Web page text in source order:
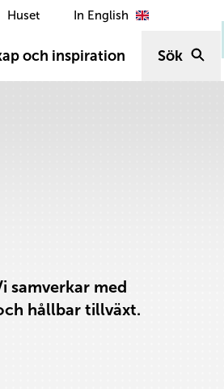
Huset In English
och inspiration Sök
samverkar med
hållbar tillväxt.